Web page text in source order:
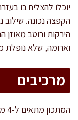
יוכלו להצליח בו
הקפצה נכונה. שילוב
הירקות ורוטב
וארומה, שלא
מרכיבים